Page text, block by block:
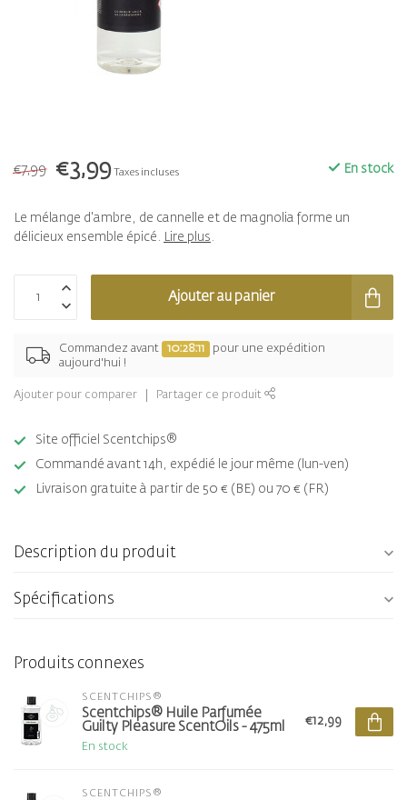
€7,99 €3,99 Taxes incluses En stock
Le mélange d'ambre, de cannelle et de magnolia forme un
délicieux ensemble épicé. Lire plus .
Ajouter au panier
Commandez avant 10:28:11
pour une expédition
aujourd'hui !
Ajouter pour comparer Partager ce produit
Site officiel Scentchips®
Commandé avant 14h, expédié le jour même (lun-ven)
Livraison gratuite à partir de 50 € (BE) ou 70 € (FR)
Description du produit
Spécifications
Produits connexes
SCENTCHIPS®
Scentchips® Huile Parfumée
Guilty Pleasure ScentOils - 475ml
En stock
€12,99
SCENTCHIPS®